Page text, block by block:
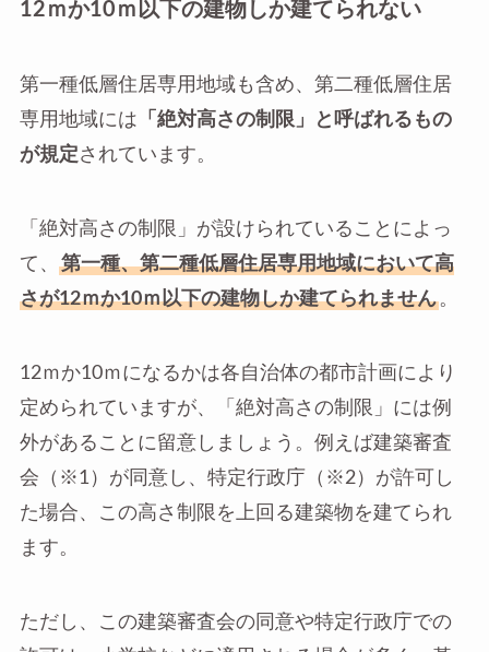
12ｍか10ｍ以下の建物しか建てられない
第一種低層住居専用地域も含め、第二種低層住居
専用地域には 「絶対高さの制限」と呼ばれるもの
が規定されています。
「絶対高さの制限」が設けられていることによっ
て、
第一種、第二種低層住居専用地域において高
さが12ｍか10ｍ以下の建物しか建てられません。
12ｍか10ｍになるかは各自治体の都市計画により
定められていますが、「絶対高さの制限」には例
外があることに留意しましょう。例えば建築審査
会（※1）が同意し、特定行政庁（※2）が許可し
た場合、この高さ制限を上回る建築物を建てられ
ます。
ただし、この建築審査会の同意や特定行政庁での